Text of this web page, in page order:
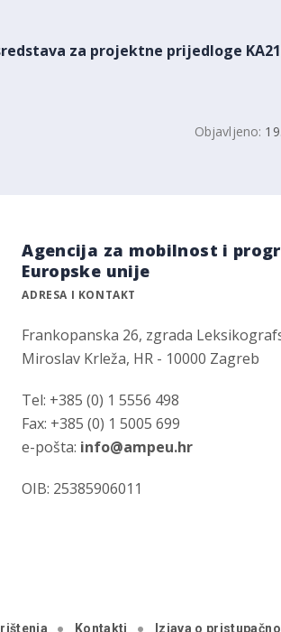
za projektne prijedloge
Objavljeno:
Agencija za mobilnost i
Europske unije
ADRESA I KONTAKT
Frankopanska 26, zgrada
Miroslav Krleža, HR - 10000 Zagreb
Tel: +385 (0) 1 5556 498
Fax: +385 (0) 1 5005 699
e-pošta: info@ampeu.hr
OIB: 25385906011
Kontakti Izjava o